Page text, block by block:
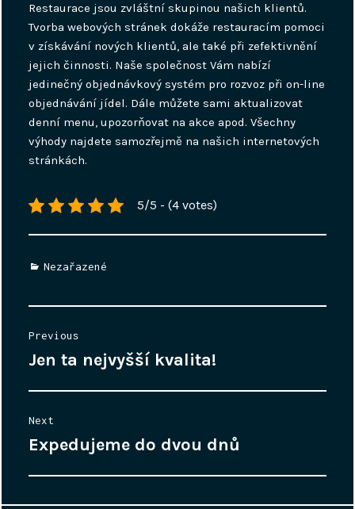
Restaurace jsou zvláštní skupinou našich klientů.
Tvorba webových stránek dokáže restauracím pomoci
v získávání nových klientů, ale také při zefektivnění
jejich činnosti. Naše společnost Vám nabízí
jedinečný objednávkový systém pro rozvoz při on-line
objednávání jídel. Dále můžete sami aktualizovat
denní menu, upozorňovat na akce apod. Všechny
výhody najdete samozřejmě na našich internetových
stránkách.
5/5 - (4 votes)
Categories
Nezařazené
pro
Previous
Previous
Jen ta nejvyšší kvalita!
Next
Next
Expedujeme do dvou dnů